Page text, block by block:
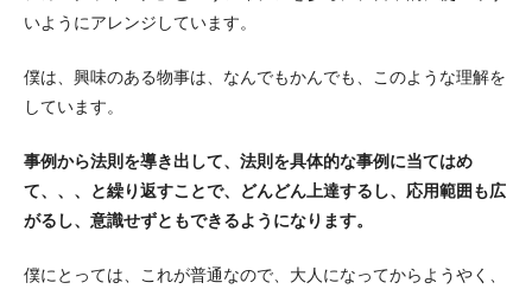
いようにアレンジしています。
僕は、興味のある物事は、なんでもかんでも、このような理解を
しています。
事例から法則を導き出して、法則を具体的な事例に当てはめ
て、、、と繰り返すことで、どんどん上達するし、応用範囲も広
がるし、意識せずともできるようになります。
僕にとっては、これが普通なので、大人になってからようやく、